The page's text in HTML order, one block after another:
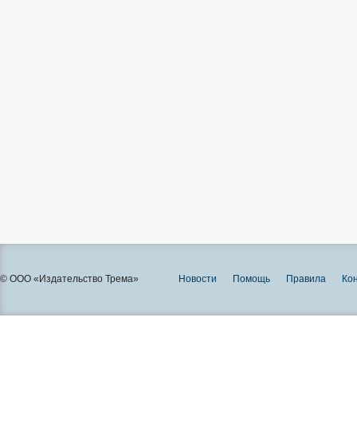
© ООО «Издательство Трема» Новости Помощь Правила